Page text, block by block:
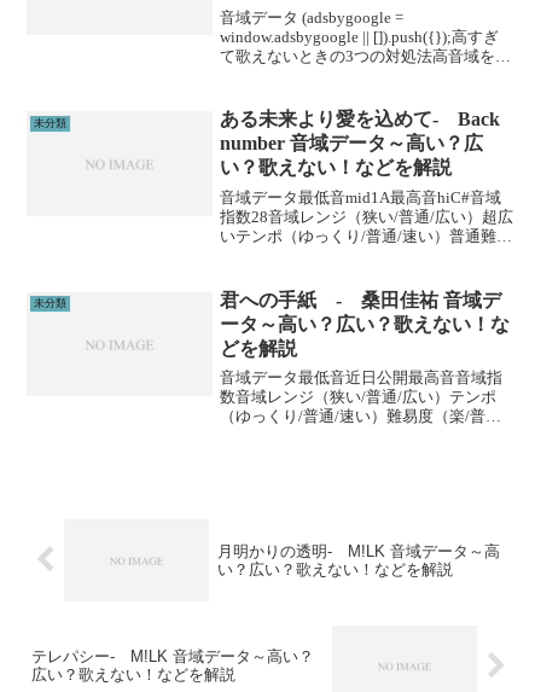
音域データ (adsbygoogle =
window.adsbygoogle || []).push({});高すぎ
て歌えないときの3つの対処法高音域を広
ルに通うこと...
未分類
ある未来より愛を込めて- Back
number 音域データ～高い？広
い？歌えない！などを解説
音域データ最低音mid1A最高音hiC#音域
指数28音域レンジ（狭い/普通/広い）超広
いテンポ（ゆっくり/普通/速い）普通難易
す。 (adsbygoogle = wi...
未分類
君への手紙 - 桑田佳祐 音域デ
ータ～高い？広い？歌えない！な
どを解説
音域データ最低音近日公開最高音音域指
数音域レンジ（狭い/普通/広い）テンポ
（ゆっくり/普通/速い）難易度（楽/普通/
月明かりの透明- M!LK 音域データ～高
い？広い？歌えない！などを解説
テレパシー- M!LK 音域データ～高い？
広い？歌えない！などを解説